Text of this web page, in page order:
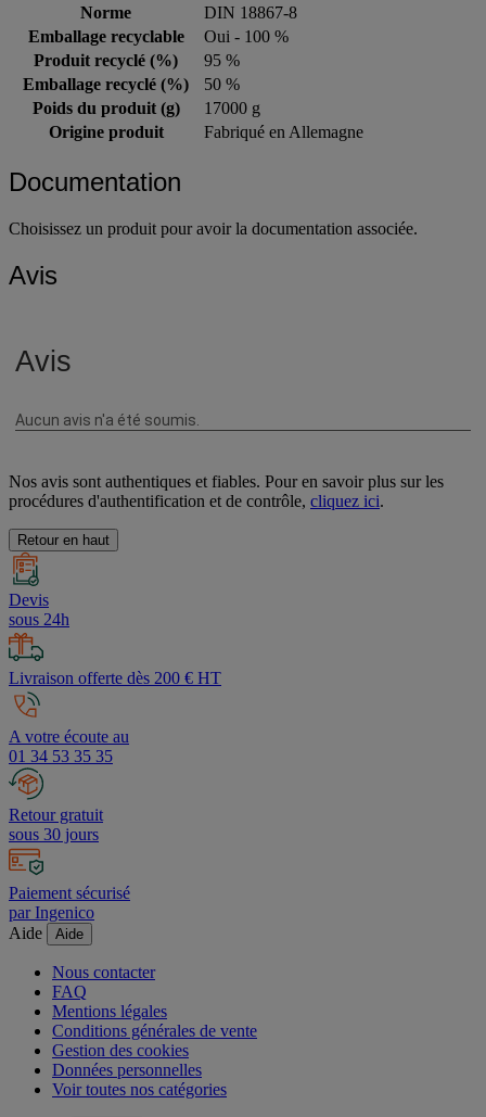
Norme
DIN 18867-8
Emballage recyclable
Oui - 100 %
Produit recyclé (%)
95 %
Emballage recyclé (%)
50 %
Poids du produit (g)
17000 g
Origine produit
Fabriqué en Allemagne
Documentation
Choisissez un produit pour avoir la documentation associée.
Avis
Nos avis sont authentiques et fiables. Pour en savoir plus sur les
procédures d'authentification et de contrôle, cliquez ici.
Retour en haut
Devis
sous 24h
Livraison offerte dès 200 € HT
A votre écoute au
01 34 53 35 35
Retour gratuit
sous 30 jours
Paiement sécurisé
par Ingenico
Aide
Aide
Nous contacter
FAQ
Mentions légales
Conditions générales de vente
Gestion des cookies
Données personnelles
Voir toutes nos catégories